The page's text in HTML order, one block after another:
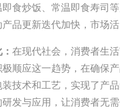
食炒饭、常温即食寿司
品更新迭代加快，市场活
在现代社会，消费者生
顺应这一趋势，在确保
技术和工艺，实现了产
发与应用，让消费者无